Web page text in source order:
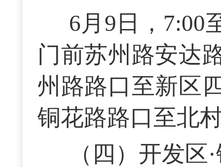
6月9日，7:00
门前苏州路安达
州路路口至新区
铜花路路口至北
（四）开发区